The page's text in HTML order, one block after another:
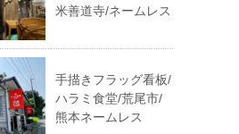
米善道寺/ネームレス
手描きフラッグ看板/
ハラミ食堂/荒尾市/
熊本ネームレス